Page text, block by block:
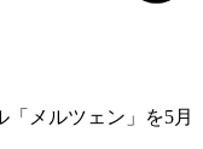
メルツェン」を5月